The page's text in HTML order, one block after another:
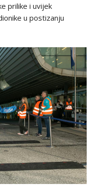
prilike i uvijek
u postizanju